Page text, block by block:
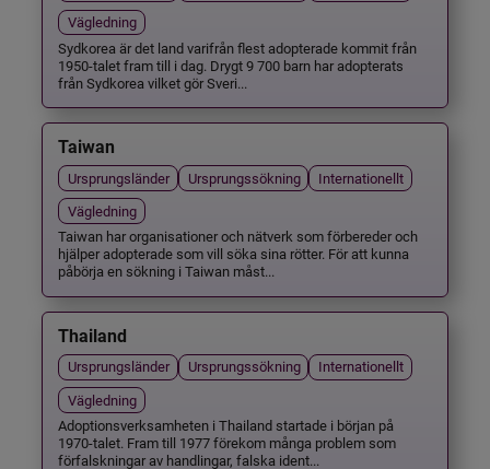
Vägledning
Sydkorea är det land varifrån flest adopterade kommit från
1950-talet fram till i dag. Drygt 9 700 barn har adopterats
från Sydkorea vilket gör Sveri...
Taiwan
Ursprungsländer Ursprungssökning
Internationellt
Vägledning
Taiwan har organisationer och nätverk som förbereder och
hjälper adopterade som vill söka sina rötter. För att kunna
påbörja en sökning i Taiwan måst...
Thailand
Ursprungsländer Ursprungssökning
Internationellt
Vägledning
Adoptionsverksamheten i Thailand startade i början på
1970-talet. Fram till 1977 förekom många problem som
förfalskningar av handlingar, falska ident...